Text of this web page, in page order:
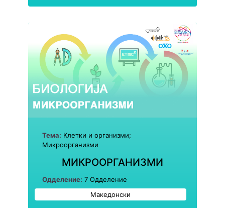
Тема: Клетки и организми;
Микроорганизми
МИКРООРГАНИЗМИ
Одделение: 7 Одделение
Македонски